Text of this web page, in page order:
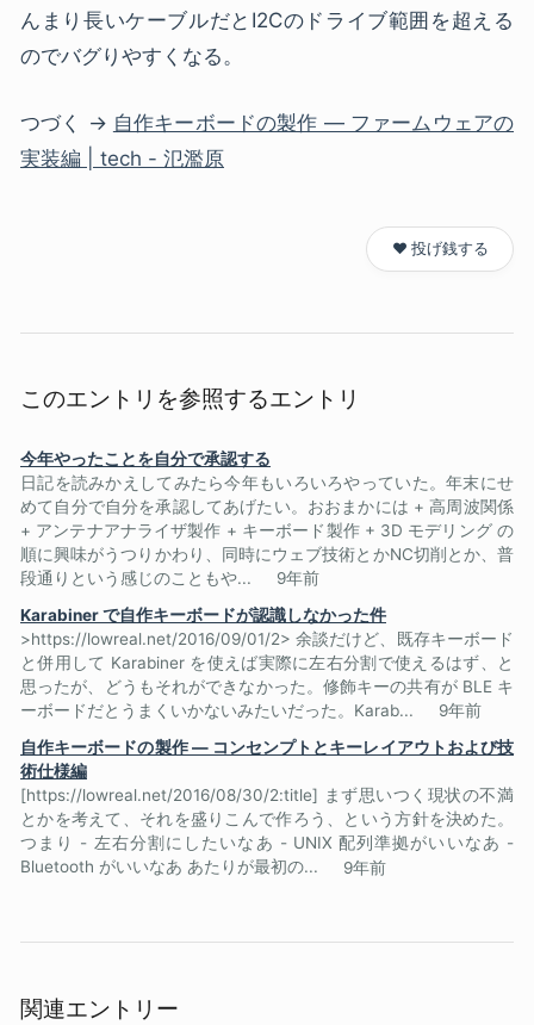
んまり長いケーブルだとI2Cのドライブ範囲を超える
のでバグりやすくなる。
つづく → 自作キーボードの製作 — ファームウェアの
実装編 | tech - 氾濫原
❤️ 投げ銭する
このエントリを参照するエントリ
今年やったことを自分で承認する
日記を読みかえしてみたら今年もいろいろやっていた。年末にせ
めて自分で自分を承認してあげたい。おおまかには + 高周波関係
+ アンテナアナライザ製作 + キーボード製作 + 3D モデリング の
順に興味がうつりかわり、同時にウェブ技術とかNC切削とか、普
段通りという感じのこともや...
9年前
Karabiner で自作キーボードが認識しなかった件
>https://lowreal.net/2016/09/01/2> 余談だけど、既存キーボード
と併用して Karabiner を使えば実際に左右分割で使えるはず、と
思ったが、どうもそれができなかった。修飾キーの共有が BLE キ
ーボードだとうまくいかないみたいだった。Karab...
9年前
自作キーボードの製作 — コンセンプトとキーレイアウトおよび技
術仕様編
[https://lowreal.net/2016/08/30/2:title] まず思いつく現状の不満
とかを考えて、それを盛りこんで作ろう、という方針を決めた。
つまり - 左右分割にしたいなあ - UNIX 配列準拠がいいなあ -
Bluetooth がいいなあ あたりが最初の...
9年前
関連エントリー